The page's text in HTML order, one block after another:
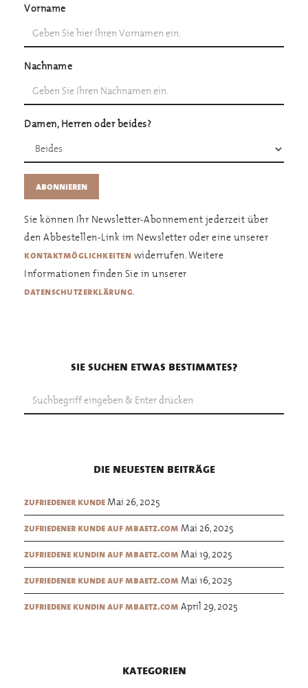
Vorname
Nachname
Damen, Herren oder beides?
Sie können Ihr Newsletter-Abonnement jederzeit über
den Abbestellen-Link im Newsletter oder eine unserer
kontaktmöglichkeiten widerrufen. Weitere
Informationen finden Sie in unserer
datenschutzerklärung.
sie suchen etwas bestimmtes?
die neuesten beiträge
zufriedener kunde Mai 26, 2025
zufriedener kunde auf mbaetz.com Mai 26, 2025
zufriedene kundin auf mbaetz.com Mai 19, 2025
zufriedener kunde auf mbaetz.com Mai 16, 2025
zufriedene kundin auf mbaetz.com April 29, 2025
kategorien